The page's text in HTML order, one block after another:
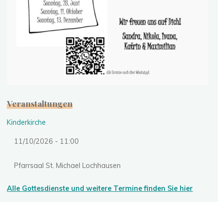
Veranstaltungen
Kinderkirche
11/10/2026 - 11:00
Pfarrsaal St. Michael Lochhausen
Alle Gottesdienste und weitere Termine finden Sie hier